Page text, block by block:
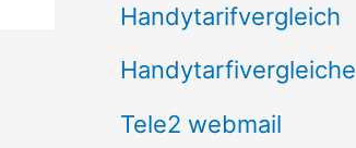
Handytarifvergleich
Handytarfivergleiche
Tele2 webmail